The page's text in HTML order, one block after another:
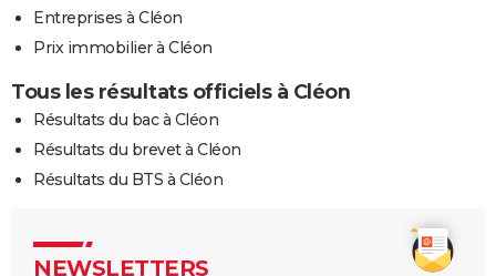
Entreprises à Cléon
Prix immobilier à Cléon
Tous les résultats officiels à Cléon
Résultats du bac à Cléon
Résultats du brevet à Cléon
Résultats du BTS à Cléon
NEWSLETTERS